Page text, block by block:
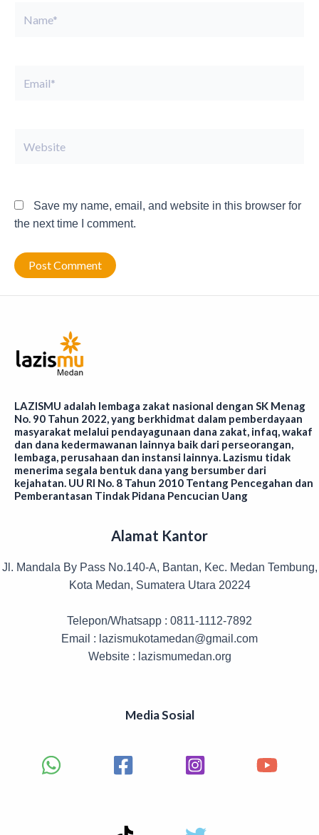
Save my name, email, and website in this browser for
the next time I comment.
LAZISMU adalah lembaga zakat nasional dengan SK Menag
No. 90 Tahun 2022, yang berkhidmat dalam pemberdayaan
masyarakat melalui pendayagunaan dana zakat, infaq, wakaf
dan dana kedermawanan lainnya baik dari perseorangan,
lembaga, perusahaan dan instansi lainnya. Lazismu tidak
menerima segala bentuk dana yang bersumber dari
kejahatan. UU RI No. 8 Tahun 2010 Tentang Pencegahan dan
Pemberantasan Tindak Pidana Pencucian Uang
Alamat Kantor
Jl. Mandala By Pass No.140-A, Bantan, Kec. Medan Tembung,
Kota Medan, Sumatera Utara 20224
Telepon/Whatsapp : 0811-1112-7892
Email : lazismukotamedan@gmail.com
Website : lazismumedan.org
Media Sosial